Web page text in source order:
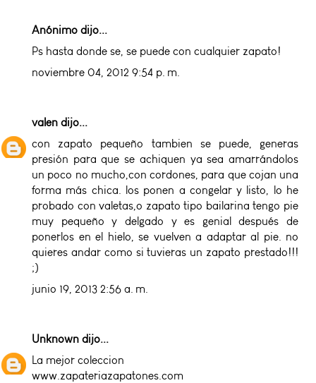
Anónimo dijo...
Ps hasta donde se, se puede con cualquier zapato!
noviembre 04, 2012 9:54 p. m.
valen dijo...
con zapato pequeño tambien se puede, generas
presión para que se achiquen ya sea amarrándolos
un poco no mucho,con cordones, para que cojan una
forma más chica. los ponen a congelar y listo, lo he
probado con valetas,o zapato tipo bailarina tengo pie
muy pequeño y delgado y es genial después de
ponerlos en el hielo, se vuelven a adaptar al pie. no
quieres andar como si tuvieras un zapato prestado!!!
;)
junio 19, 2013 2:56 a. m.
Unknown dijo...
La mejor coleccion
www.zapateriazapatones.com